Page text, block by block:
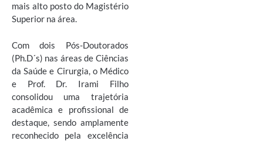
mais alto posto do Magistério
Superior na área.
Com dois Pós-Doutorados
(Ph.D´s) nas áreas de Ciências
da Saúde e Cirurgia, o Médico
e Prof. Dr. Irami Filho
consolidou uma trajetória
acadêmica e profissional de
destaque, sendo amplamente
reconhecido pela excelência